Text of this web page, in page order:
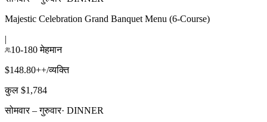
Majestic Celebration Grand Banquet Menu (6-Course)
|
10-180 मेहमान
$148.80++/व्यक्ति
कुल $1,784
सोमवार – गुरुवार· DINNER